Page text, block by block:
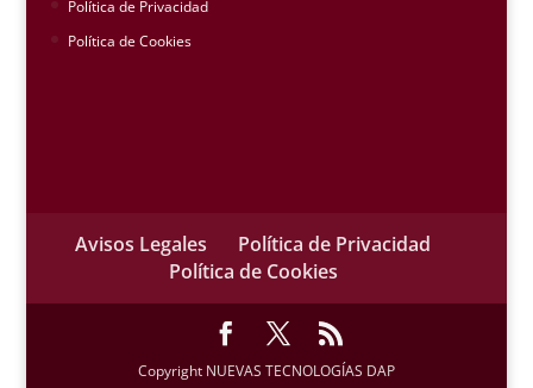
Política de Privacidad
Política de Cookies
Avisos Legales
Política de Privacidad
Política de Cookies
Copyright NUEVAS TECNOLOGÍAS DAP